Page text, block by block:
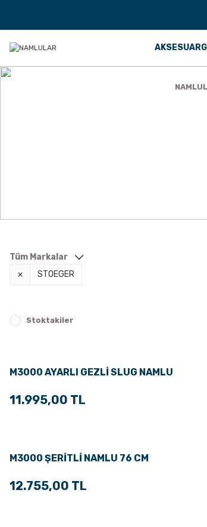
AKSESUAR
Tüm Markalar
STOEGER
Stoktakiler
M3000 AYARLI GEZLİ SLUG NAMLU
11.995,00 TL
M3000 ŞERİTLİ NAMLU 76 CM
12.755,00 TL